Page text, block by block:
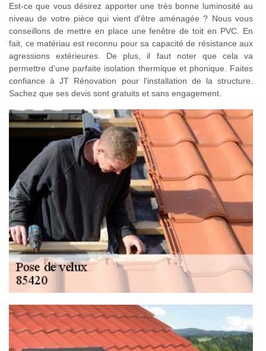
Est-ce que vous désirez apporter une très bonne luminosité au
niveau de votre pièce qui vient d'être aménagée ? Nous vous
conseillons de mettre en place une fenêtre de toit en PVC. En
fait, ce matériau est reconnu pour sa capacité de résistance aux
agressions extérieures. De plus, il faut noter que cela va
permettre d'une parfaite isolation thermique et phonique. Faites
confiance à JT Rénovation pour l'installation de la structure.
Sachez que ses devis sont gratuits et sans engagement.